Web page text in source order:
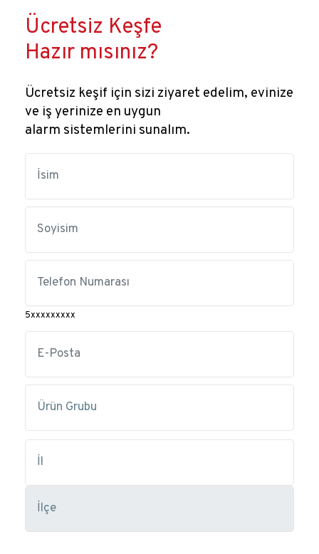
Ücretsiz Keşfe
Hazır mısınız?
Ücretsiz keşif için sizi ziyaret edelim, evinize
ve iş yerinize en uygun
alarm sistemlerini sunalım.
5xxxxxxxxx